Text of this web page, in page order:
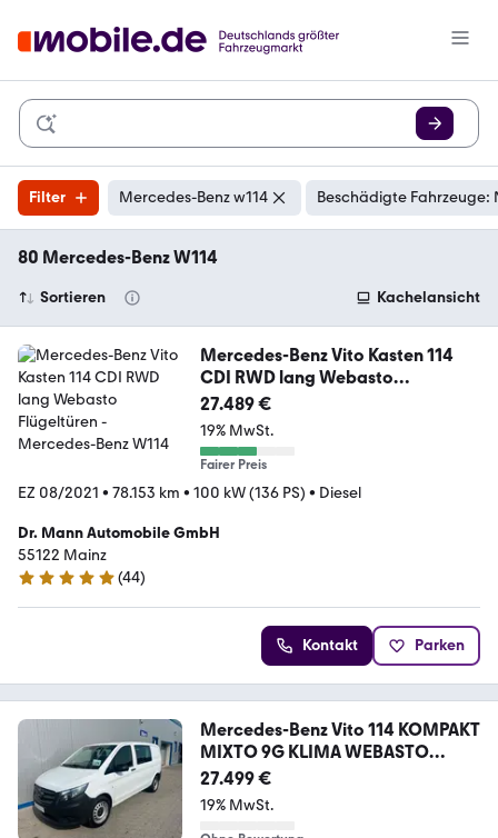
Filter Mercedes-Benz w114 Beschädigte Fahrzeuge:
80 Mercedes-Benz W114
Sortieren Kachelansicht
Mercedes-Benz Vito Kasten 114
CDI RWD lang Webasto
Flügeltüren
27.489 €
19% MwSt.
Fairer Preis
EZ 08/2021 • 78.153 km • 100 kW (136 PS) • Diesel
Dr. Mann Automobile GmbH
55122 Mainz
4.9 Sterne
(44)
Kontakt Parken
Mercedes-Benz Vito 114 KOMPAKT
MIXTO 9G KLIMA WEBASTO
TEMPOMAT
27.499 €
19% MwSt.